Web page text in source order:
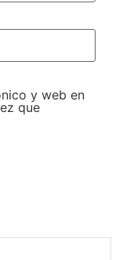
y web en
que